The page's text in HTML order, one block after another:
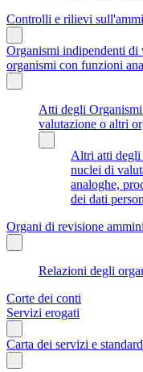
Controlli e rilievi
Organismi indipendenti di
organismi con funzioni
Atti degli
valutazione o altri
Altri atti degli
nuclei di
analoghe,
dei dati
Organi di revisione
Relazioni degli
Corte dei conti
Servizi erogati
Carta dei servizi e